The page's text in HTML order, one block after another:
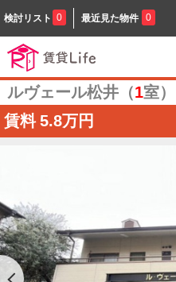
検討リスト 0 最近見た物件 0
ルヴェール松井（1室）
賃料 5.8万円